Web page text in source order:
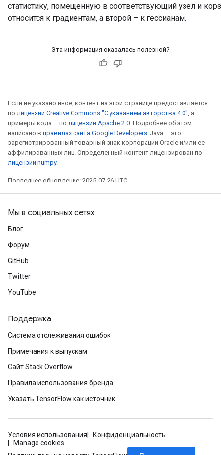
статистику, помещенную в соответствующий узел и
относится к градиентам, а второй – к гессианам.
Эта информация оказалась полезной?
Если не указано иное, контент на этой странице предоставляется
по лицензии Creative Commons "С указанием авторства 4.0", а
примеры кода – по лицензии Apache 2.0. Подробнее об этом
написано в правилах сайта Google Developers. Java – это
зарегистрированный товарный знак корпорации Oracle и/или ее
аффилированных лиц. Определенный контент лицензирован по
лицензии numpy.
Последнее обновление: 2025-07-26 UTC.
Мы в социальных сетях
Блог
Форум
GitHub
Twitter
YouTube
Поддержка
Система отслеживания ошибок
Примечания к выпускам
Сайт Stack Overflow
Правила использования бренда
Указать TensorFlow как источник
Условия использования
Конфиденциальность
Manage cookies